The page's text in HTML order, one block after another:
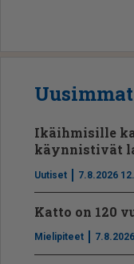
Uusimmat
Ikäihmisille
käynnistivät
Uutiset 7.8.2026
Katto on 120
Mielipiteet